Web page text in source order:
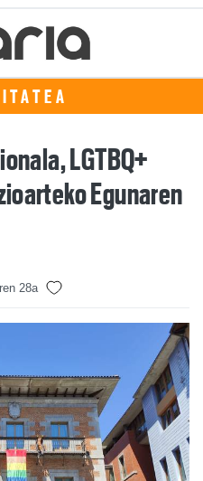
LGTBQ+
Egunaren
28a